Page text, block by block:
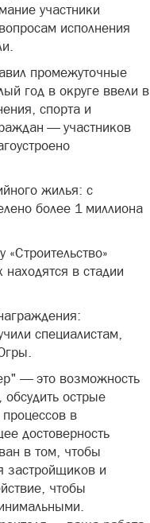
участники
исполнения
промежуточные
год в округе ввели в
спорта и
— участников
жилья: с
более 1 миллиона
в стадии
специалистам,
— это возможность
острые
в
достоверность
в том, чтобы
застройщиков и
чтобы